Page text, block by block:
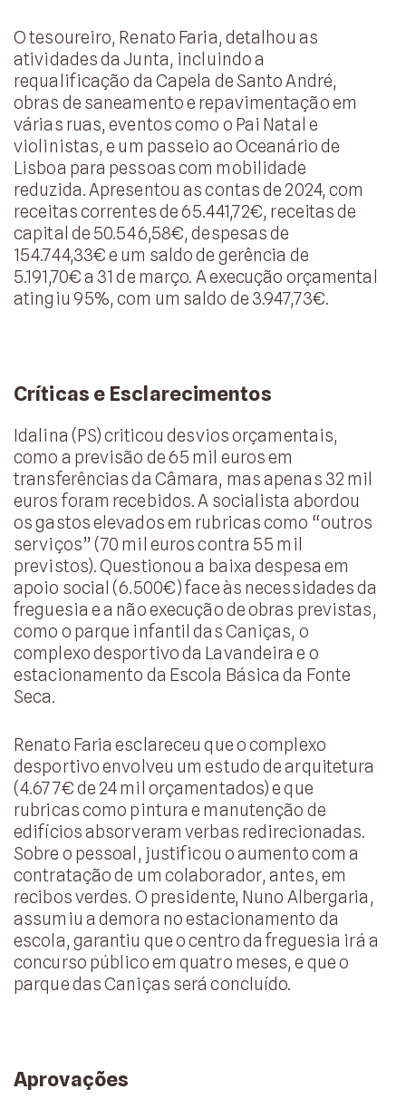
O tesoureiro, Renato Faria, detalhou as
atividades da Junta, incluindo a
requalificação da Capela de Santo André,
obras de saneamento e repavimentação em
várias ruas, eventos como o Pai Natal e
violinistas, e um passeio ao Oceanário de
Lisboa para pessoas com mobilidade
reduzida. Apresentou as contas de 2024, com
receitas correntes de 65.441,72€, receitas de
capital de 50.546,58€, despesas de
154.744,33€ e um saldo de gerência de
5.191,70€ a 31 de março. A execução orçamental
atingiu 95%, com um saldo de 3.947,73€.
Críticas e Esclarecimentos
Idalina (PS) criticou desvios orçamentais,
como a previsão de 65 mil euros em
transferências da Câmara, mas apenas 32 mil
euros foram recebidos. A socialista abordou
os gastos elevados em rubricas como “outros
serviços” (70 mil euros contra 55 mil
previstos). Questionou a baixa despesa em
apoio social (6.500€) face às necessidades da
freguesia e a não execução de obras previstas,
como o parque infantil das Caniças, o
complexo desportivo da Lavandeira e o
estacionamento da Escola Básica da Fonte
Seca.
Renato Faria esclareceu que o complexo
desportivo envolveu um estudo de arquitetura
(4.677€ de 24 mil orçamentados) e que
rubricas como pintura e manutenção de
edifícios absorveram verbas redirecionadas.
Sobre o pessoal, justificou o aumento com a
contratação de um colaborador, antes, em
recibos verdes. O presidente, Nuno Albergaria,
assumiu a demora no estacionamento da
escola, garantiu que o centro da freguesia irá a
concurso público em quatro meses, e que o
parque das Caniças será concluído.
Aprovações